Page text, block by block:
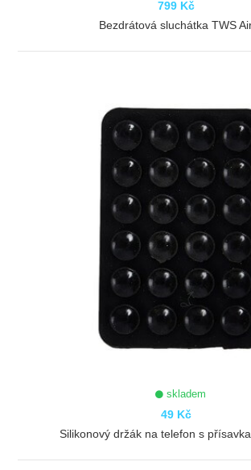
799 Kč
Bezdrátová sluchátka TWS
skladem
49 Kč
Silikonový držák na telefon s